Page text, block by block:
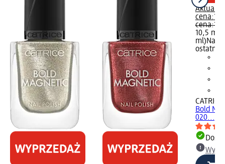
Aktualna
cena:
cena:
10,5 ml
ml)
CATRICE
Bold
020...,